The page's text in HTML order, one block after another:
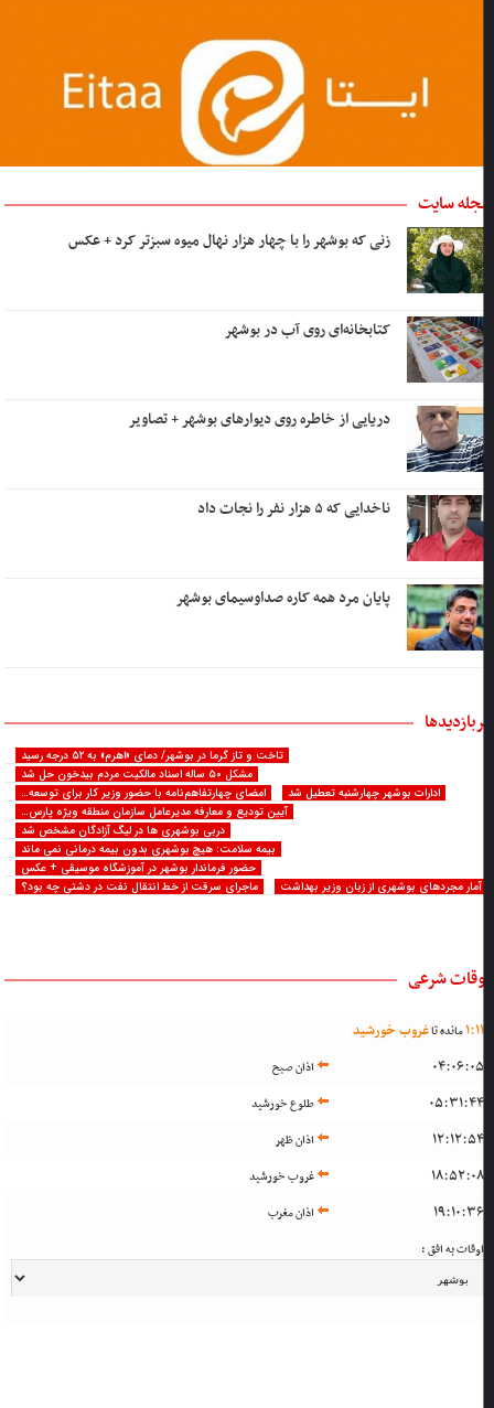
سایت
زنی که بوشهر را با چهار هزار نهال میوه سبزتر کرد + عکس
کتابخانه‌ای روی آب در بوشهر
دریایی از خاطره روی دیوارهای بوشهر + تصاویر
ناخدایی که ۵ هزار نفر را نجات داد
پایان مرد همه کاره صداوسیمای بوشهر
تاخت و تاز گرما در بوشهر/ دمای «اهرم» به ۵۲ درجه رسید
مشکل ۵۰ ساله اسناد مالکیت مردم بیدخون حل شد
امضای چهارتفاهم‌نامه با حضور وزیر کار برای توسعه…
ادارات بوشهر چهارشنبه تعطیل شد
آیین تودیع و معارفه مدیرعامل سازمان منطقه ویژه پارس…
دربی بوشهری ها در لیگ آزادگان مشخص شد
بیمه سلامت: هیچ بوشهری بدون بیمه درمانی نمی ماند
حضور فرماندار بوشهر در آموزشگاه موسیقی + عکس
ماجرای سرقت از خط انتقال نفت در دشتی چه بود؟
آمار مجردهای بوشهری از زبان وزیر بهداشت
شرعی
1: مانده تاغروب خورشید
04:06:05
اذان صبح
05:31:44 طلوع خورشید
12:12:54 اذان ظهر
18:52:08 غروب خورشید
19:10:36
اذان مغرب
اوقات به افق :